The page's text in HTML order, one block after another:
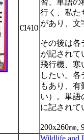
C1410
習、単語の
行く、私た
があり、文
その後は各
が記されて
飛行機、寒
したい。
もあり、有
い）。単語
に記されて
200x260㎜,
Wildlife and